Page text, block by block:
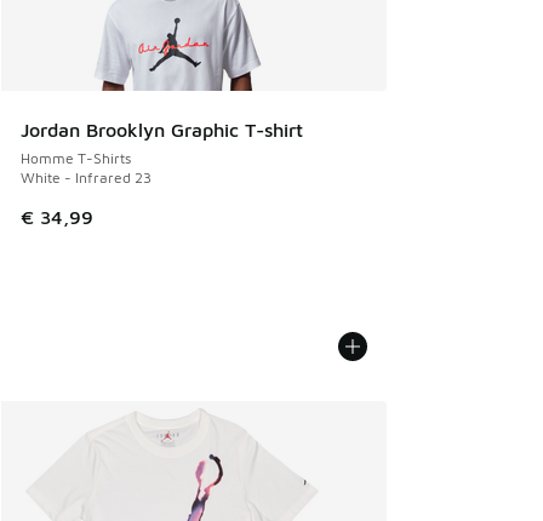
Jordan Brooklyn Graphic T-shirt
Homme T-Shirts
White - Infrared 23
€ 34,99